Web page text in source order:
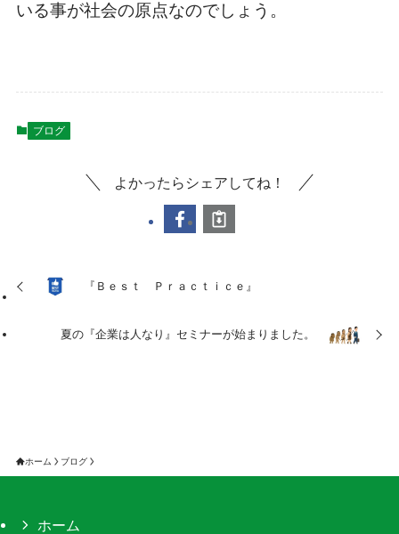
いる事が社会の原点なのでしょう。
ブログ
よかったらシェアしてね！
『Ｂｅｓｔ Ｐｒａｃｔｉｃｅ』
夏の『企業は人なり』セミナーが始まりました。
ホーム ブログ
ホーム